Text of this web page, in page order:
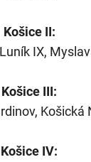
Košice II:
IX,
Košice III:
Košická
Košice IV: